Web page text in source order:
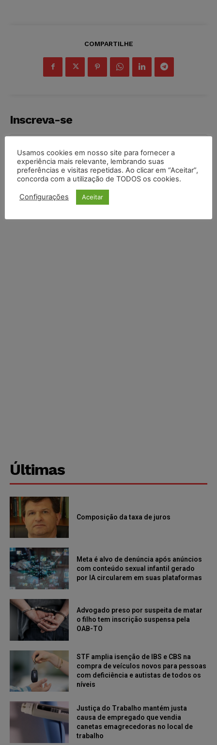
COMPARTILHE
Inscreva-se
INSCREVER
Li e aceito aPolítica de Privacidade
Últimas
Composição da taxa de juros
Meta é alvo de denúncia após anúncios
com conteúdo sexual infantil gerado
por IA circularem em suas plataformas
Advogado preso por suspeita de matar
o filho tem inscrição suspensa pela
OAB-TO
STF amplia isenção de IBS e CBS na
compra de veículos novos para pessoas
com deficiência e autistas de todos os
níveis
Justiça do Trabalho mantém justa
causa de empregado que vendia
canetas emagrecedoras no local de
trabalho
Usamos cookies em nosso site para fornecer a
experiência mais relevante, lembrando suas
preferências e visitas repetidas. Ao clicar em “Aceitar”,
concorda com a utilização de TODOS os cookies.
Configurações Aceitar